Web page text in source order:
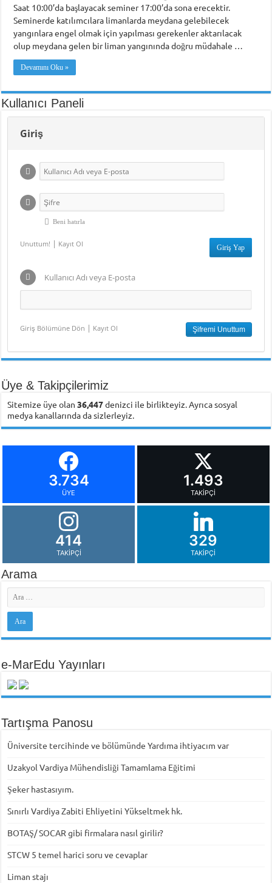
Saat 10:00’da başlayacak seminer 17:00’da sona erecektir.
Seminerde katılımcılara limanlarda meydana gelebilecek
yangınlara engel olmak için yapılması gerekenler aktarılacak
olup meydana gelen bir liman yangınında doğru müdahale …
Devamını Oku »
Kullanıcı Paneli
Giriş
Beni hatırla
Unuttum! | Kayıt Ol
Kullanıcı Adı veya E-posta
Giriş Bölümüne Dön | Kayıt Ol
Üye & Takipçilerimiz
Sitemize üye olan36,447denizci ile birlikteyiz. Ayrıca sosyal
medya kanallarında da sizlerleyiz.
3.734
ÜYE
1.493
TAKIPÇI
414
TAKIPÇI
329
TAKIPÇI
Arama
e-MarEdu Yayınları
Tartışma Panosu
Üniversite tercihinde ve bölümünde Yardıma ihtiyacım var
Uzakyol Vardiya Mühendisliği Tamamlama Eğitimi
Şeker hastasıyım.
Sınırlı Vardiya Zabiti Ehliyetini Yükseltmek hk.
BOTAŞ/ SOCAR gibi firmalara nasıl girilir?
STCW 5 temel harici soru ve cevaplar
Liman stajı